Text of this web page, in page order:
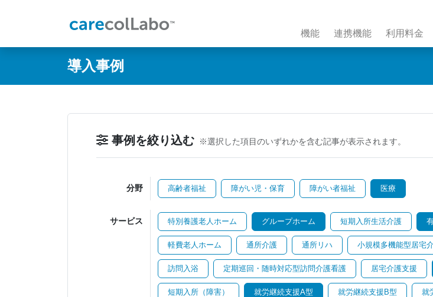
機能 連携機能 利用料金
導入事例
事例を絞り込む ※選択した項目のいずれかを含む記事が表示されます。
分野 高齢者福祉 障がい児・保育 障がい者福祉 医療
サービス 特別養護老人ホーム グループホーム 短期入所生活介護
軽費老人ホーム 通所介護 通所リハ 小規模多機能型居宅
訪問入浴 定期巡回・随時対応型訪問介護看護 居宅介護支援
短期入所（障害） 就労継続支援A型 就労継続支援B型 就